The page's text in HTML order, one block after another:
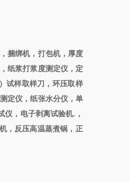
捆绑机，打包机，厚度
纸浆打浆度测定仪，定
试样取样刀，环压取样
定仪，纸张水分仪，单
，电子剥离试验机.，
，反压高温蒸煮锅，正